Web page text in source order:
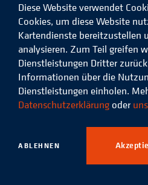
Das
NSI
Facebook
Das
NSI
auf
LinkedIn
© 2026
Studieninstitut für
Verwaltung e.V.
Datenschutz
Diese Website verwendet
Cookies, um diese Website
Kartendienste bereitzustellen
analysieren. Zum Teil greifen
Dienstleistungen Dritter
Informationen über die
Dienstleistungen einholen.
Datenschutzerklärung oder
ABLEHNEN